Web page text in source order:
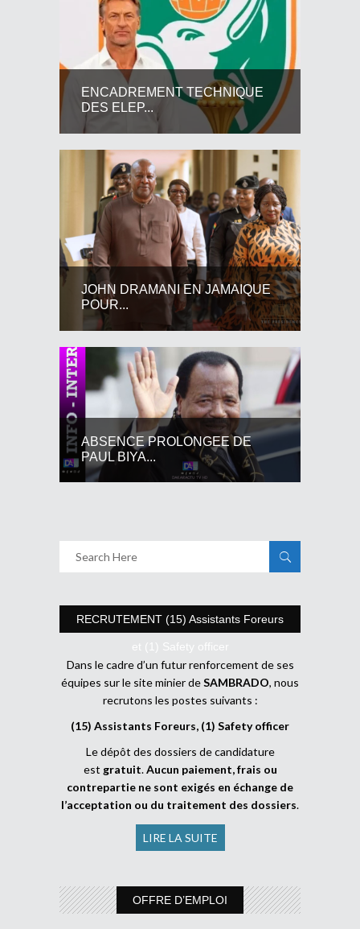
ENCADREMENT TECHNIQUE
DES ELEP...
JOHN DRAMANI EN JAMAIQUE
POUR...
ABSENCE PROLONGEE DE
PAUL BIYA...
RECRUTEMENT (15) Assistants Foreurs
et (1) Safety officer
Dans le cadre d’un futur renforcement de ses
équipes sur le site minier deSAMBRADO, nous
recrutons les postes suivants :
(15) Assistants Foreurs, (1) Safety officer
Le dépôt des dossiers de candidature
est gratuit.Aucun paiement, frais ou
contrepartie ne sont exigés en échange de
l’acceptation ou du traitement des dossiers.
LIRE LA SUITE
OFFRE D’EMPLOI